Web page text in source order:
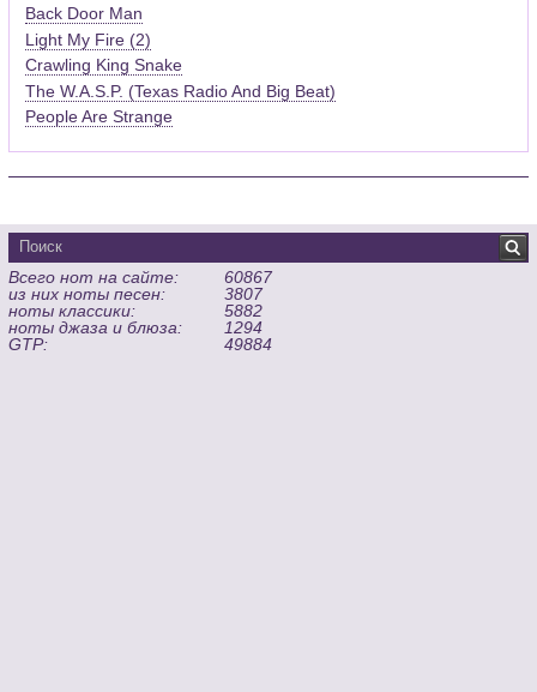
Back Door Man
Light My Fire (2)
Crawling King Snake
The W.A.S.P. (Texas Radio And Big Beat)
People Are Strange
Всего нот на сайте:
60867
из них ноты песен:
3807
ноты классики:
5882
ноты джаза и блюза:
1294
GTP:
49884